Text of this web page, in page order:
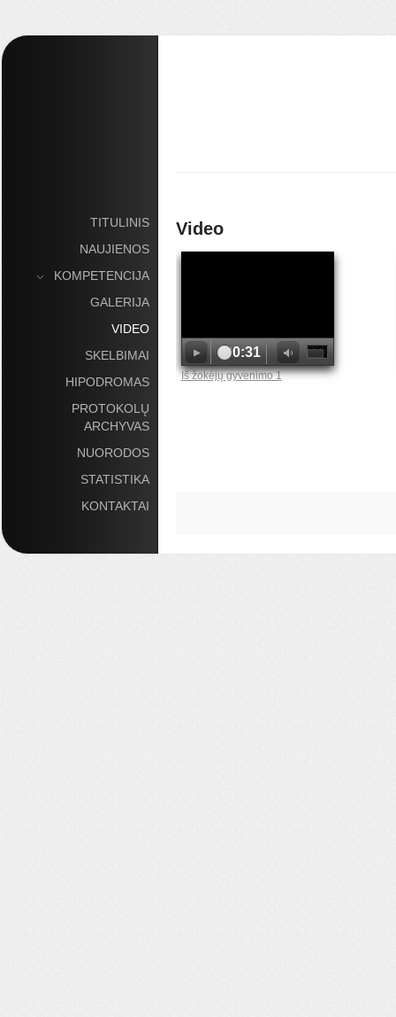
TITULINIS
NAUJIENOS
KOMPETENCIJA
GALERIJA
VIDEO
SKELBIMAI
HIPODROMAS
PROTOKOLŲ
ARCHYVAS
NUORODOS
STATISTIKA
KONTAKTAI
Video
00:31
Iš žokėjų gyvenimo 1